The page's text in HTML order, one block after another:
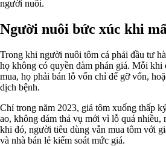
người nuôi.
Người nuôi bức xúc khi
Trong khi người nuôi tôm cá phải đầu tư
họ không có quyền đàm phán giá. Mỗi khi
mua, họ phải bán lỗ vốn chỉ để gỡ vốn,
dịch bệnh.
Chỉ trong năm 2023, giá tôm xuống thấp
ao, không dám thả vụ mới vì lỗ quá nhiều,
khi đó, người tiêu dùng vẫn mua tôm với
và nhà bán lẻ kiểm soát mức giá.